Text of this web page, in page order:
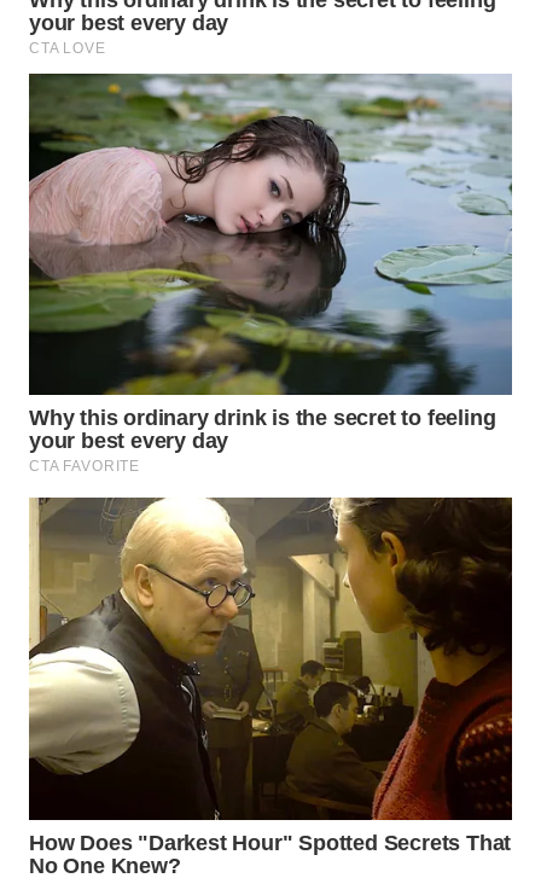
WN
BORNEO
Wahana
Media
Group
WAHANA
NEWS
WAHANA
WAHANA
ADVOKAT
WAHANA
INFRASTRUKTUR
WAHANA
KONSUMEN
WAHANA
LISTRIK
WAHANA
WAHANA